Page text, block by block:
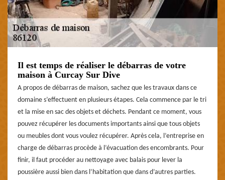
Il est temps de réaliser le débarras de votre
maison à Curcay Sur Dive
A propos de débarras de maison, sachez que les travaux dans ce
domaine s’effectuent en plusieurs étapes. Cela commence par le tri
et la mise en sac des objets et déchets. Pendant ce moment, vous
pouvez récupérer les documents importants ainsi que tous objets
ou meubles dont vous voulez récupérer. Après cela, l’entreprise en
charge de débarras procède à l’évacuation des encombrants. Pour
finir, il faut procéder au nettoyage avec balais pour lever la
poussière aussi bien dans l’habitation que dans d’autres parties.